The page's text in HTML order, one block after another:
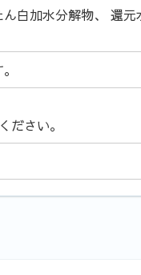
白加水分解物、 還
ださい。